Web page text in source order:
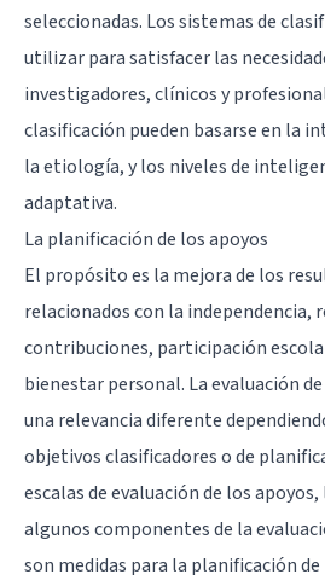
seleccionadas. Los sistemas de
utilizar para satisfacer las
investigadores, clínicos y
clasificación pueden basarse en la
la etiología, y los niveles de
adaptativa.
La planificación de los apoyos
El propósito es la mejora de los
relacionados con la independencia,
contribuciones, participación
bienestar personal. La evaluación
una relevancia diferente
objetivos clasificadores o de
escalas de evaluación de los
algunos componentes de la
son medidas para la planificación de